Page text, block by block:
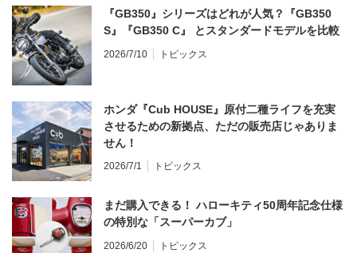
『GB350』シリーズはどれが人気？『GB350
S』『GB350 C』 とスタンダードモデルを比較
2026/7/10 トピックス
ホンダ『Cub HOUSE』原付二種ライフを充実
させるための新拠点、ただの販売店じゃありま
せん！
2026/7/1 トピックス
まだ購入できる！ ハローキティ50周年記念仕様
の特別な「スーパーカブ」
2026/6/20 トピックス